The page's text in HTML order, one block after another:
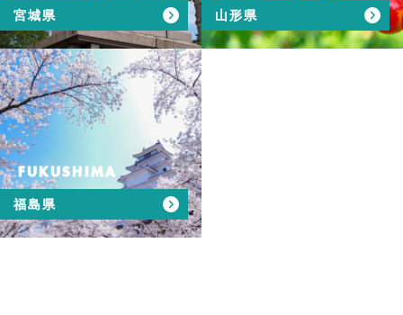
宮城県 山形県
FUKUSHIMA
福島県